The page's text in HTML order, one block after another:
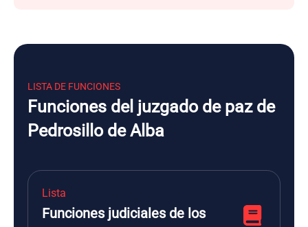
LISTA DE FUNCIONES
Funciones del juzgado de paz de
Pedrosillo de Alba
Lista
Funciones judiciales de los